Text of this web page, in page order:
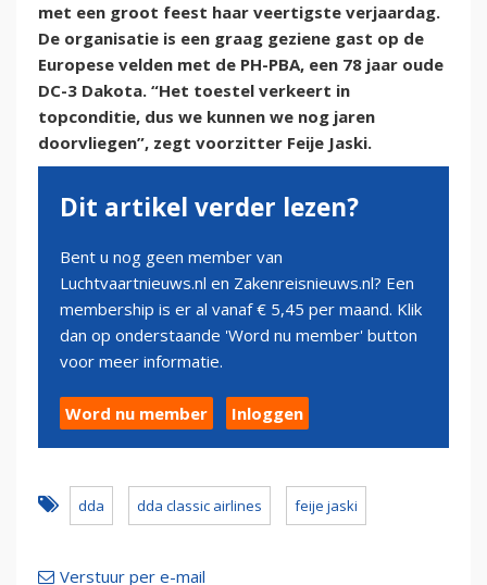
met een groot feest haar veertigste verjaardag.
De organisatie is een graag geziene gast op de
Europese velden met de PH-PBA, een 78 jaar oude
DC-3 Dakota. “Het toestel verkeert in
topconditie, dus we kunnen we nog jaren
doorvliegen”, zegt voorzitter Feije Jaski.
Dit artikel verder lezen?
Bent u nog geen member van
Luchtvaartnieuws.nl en Zakenreisnieuws.nl? Een
membership is er al vanaf € 5,45 per maand. Klik
dan op onderstaande 'Word nu member' button
voor meer informatie.
Word nu member Inloggen
dda dda classic airlines feije jaski
Verstuur per e-mail